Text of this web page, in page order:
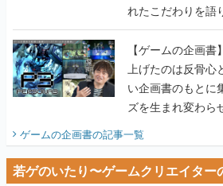
れたこだわりを語
画書】
【ゲームの企画
上げたのは反骨
い企画書のもとに
ズを生まれ変わら
ゲームの企画書の記事一覧
若ゲのいたり〜ゲームクリエイター